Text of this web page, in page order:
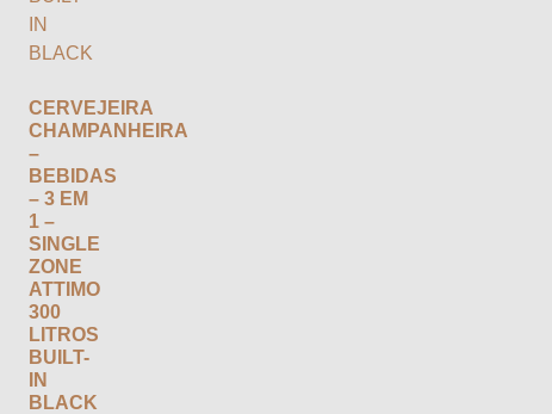
CERVEJEIRA
CHAMPANHEIRA
–
BEBIDAS
– 3 EM
1 –
SINGLE
ZONE
ATTIMO
300
LITROS
BUILT-
IN
BLACK